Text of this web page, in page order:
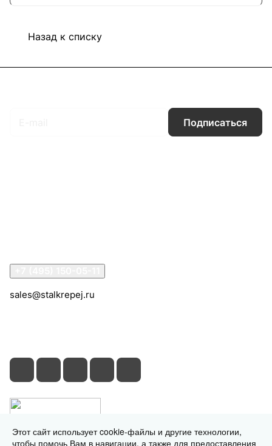
Назад к списку
Подписаться
sales@stalkrepej.ru
Этот сайт использует cookie-файлы и другие технологии,
чтобы помочь Вам в навигации, а также для предоставления